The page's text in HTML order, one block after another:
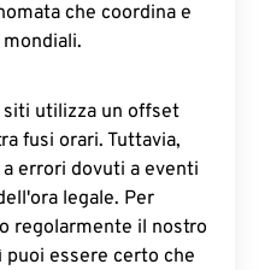
che coordina e
siti utilizza un offset
fusi orari. Tuttavia,
errori dovuti a eventi
legale. Per
regolarmente il nostro
puoi essere certo che